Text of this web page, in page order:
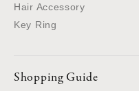
Hair Accessory
Key Ring
Shopping Guide